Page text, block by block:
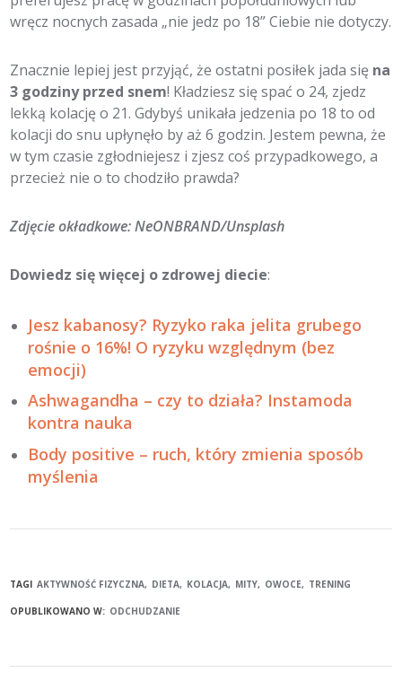
wręcz nocnych zasada „nie jedz po 18” Ciebie nie dotyczy.
Znacznie lepiej jest przyjąć, że ostatni posiłek jada się na
3 godziny przed snem! Kładziesz się spać o 24, zjedz
lekką kolację o 21. Gdybyś unikała jedzenia po 18 to od
kolacji do snu upłynęło by aż 6 godzin. Jestem pewna, że
w tym czasie zgłodniejesz i zjesz coś przypadkowego, a
przecież nie o to chodziło prawda?
Zdjęcie okładkowe: NeONBRAND/Unsplash
Dowiedz się więcej o zdrowej diecie:
Jesz kabanosy? Ryzyko raka jelita grubego
rośnie o 16%! O ryzyku względnym (bez
emocji)
Ashwagandha – czy to działa? Instamoda
kontra nauka
Body positive – ruch, który zmienia sposób
myślenia
TAGI AKTYWNOŚĆ FIZYCZNA DIETA KOLACJA MITY OWOCE TRENING
OPUBLIKOWANO W: ODCHUDZANIE